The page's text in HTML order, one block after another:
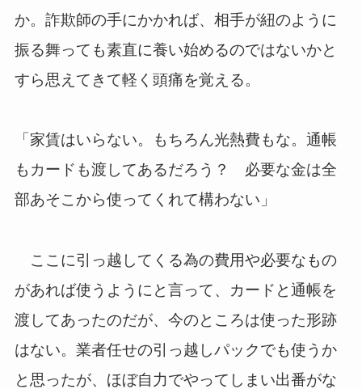
か。詐欺師の手にかかれば、相手が紐のように
振る舞っても素直に養い始めるのではないかと
すら思えてきて軽く頭痛を覚える。
「家賃はいらない。もちろん光熱費もな。通帳
もカードも渡してあるだろう？ 必要な金は全
部あそこから使ってくれて構わない」
ここに引っ越してくる為の費用や必要なもの
があれば使うようにと言って、カードと通帳を
渡してあったのだが、今のところは使った形跡
はない。業者任せの引っ越しパックでも使うか
と思ったが、ほぼ自力でやってしまい出番がな